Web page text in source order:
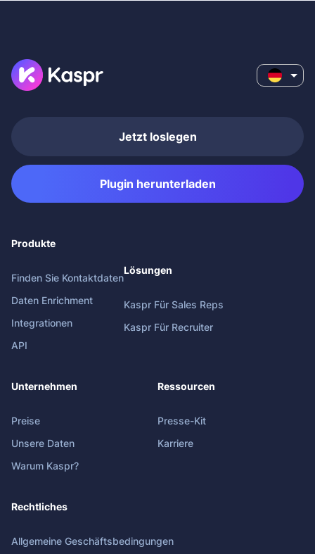
Jetzt loslegen
Plugin herunterladen
Produkte
Finden Sie Kontaktdaten
Daten Enrichment
Integrationen
API
Lösungen
Kaspr Für Sales Reps
Kaspr Für Recruiter
Unternehmen
Preise
Unsere Daten
Warum Kaspr?
Ressourcen
Presse-Kit
Karriere
Rechtliches
Allgemeine Geschäftsbedingungen